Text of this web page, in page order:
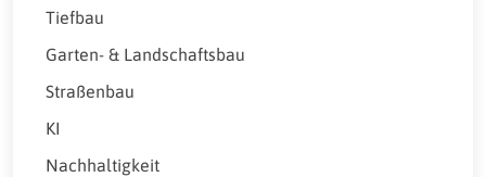
Tiefbau
Garten- & Landschaftsbau
Straßenbau
KI
Nachhaltigkeit